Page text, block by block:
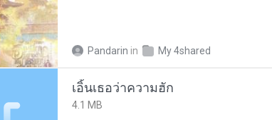
Pandarin in My 4shared
เอิ้นเธอว่าความฮัก
4.1 MB